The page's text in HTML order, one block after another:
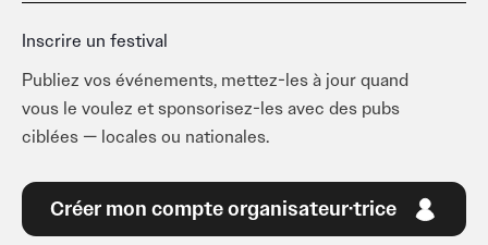
Inscrire un festival
Publiez vos événements, mettez-les à jour quand
vous le voulez et sponsorisez-les avec des pubs
ciblées — locales ou nationales.
Créer mon compte organisateur·trice